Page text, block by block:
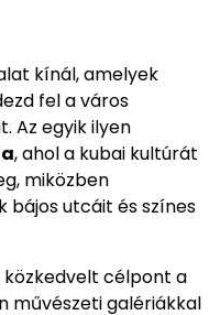
kínál, amelyek
fel a város
Az egyik ilyen
, ahol a kubai kultúrát
miközben
bájos utcáit és színes
közkedvelt célpont a
művészeti galériákkal